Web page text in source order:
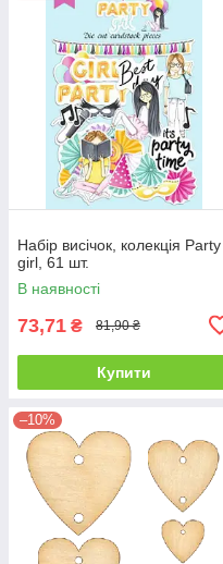
Набір висічок, колекція Party
girl, 61 шт.
В наявності
73,71 ₴ 81,90 ₴
Купити
–10%